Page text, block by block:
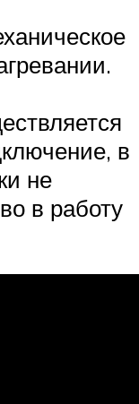
в
не
в работу